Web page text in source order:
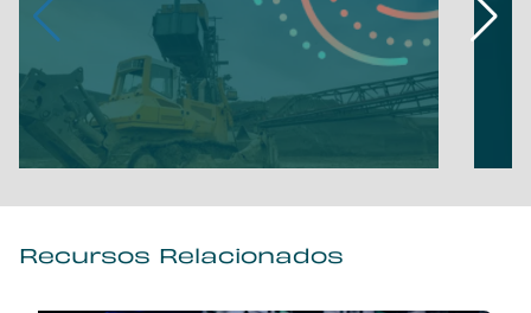
Recursos Relacionados